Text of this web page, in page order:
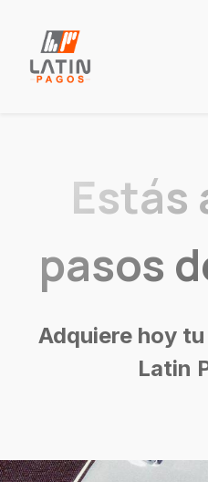
Estás
pasos
Adquiere hoy
Latin